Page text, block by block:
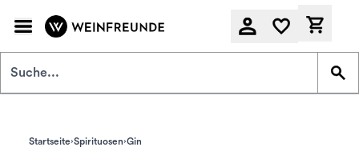
Startseite Spirituosen Gin